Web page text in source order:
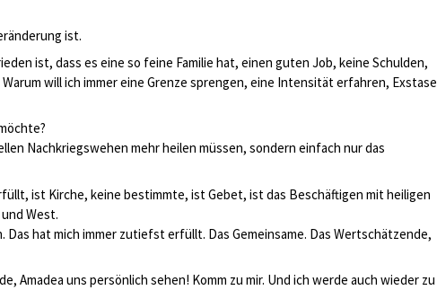
ist.
ist, dass es eine so feine Familie hat, einen guten Job, keine Schulden,
will ich immer eine Grenze sprengen, eine Intensität erfahren, Exstase
Nachkriegswehen mehr heilen müssen, sondern einfach nur das
ist Kirche, keine bestimmte, ist Gebet, ist das Beschäftigen mit heiligen
West.
hat mich immer zutiefst erfüllt. Das Gemeinsame. Das Wertschätzende,
Amadea uns persönlich sehen! Komm zu mir. Und ich werde auch wieder zu